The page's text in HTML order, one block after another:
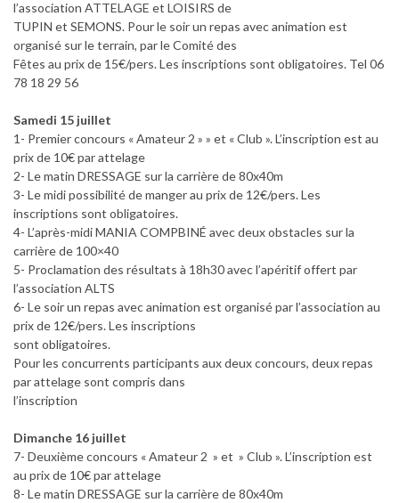
l’association ATTELAGE et LOISIRS de
TUPIN et SEMONS. Pour le soir un repas avec animation est
organisé sur le terrain, par le Comité des
Fêtes au prix de 15€/pers. Les inscriptions sont obligatoires. Tel 06
78 18 29 56
Samedi 15 juillet
1- Premier concours « Amateur 2 » » et « Club ». L’inscription est au
prix de 10€ par attelage
2- Le matin DRESSAGE sur la carrière de 80x40m
3- Le midi possibilité de manger au prix de 12€/pers. Les
inscriptions sont obligatoires.
4- L’après-midi MANIA COMPBINÉ avec deux obstacles sur la
carrière de 100×40
5- Proclamation des résultats à 18h30 avec l’apéritif offert par
l’association ALTS
6- Le soir un repas avec animation est organisé par l’association au
prix de 12€/pers. Les inscriptions
sont obligatoires.
Pour les concurrents participants aux deux concours, deux repas
par attelage sont compris dans
l’inscription
Dimanche 16 juillet
7- Deuxième concours « Amateur 2 » et » Club ». L’inscription est
au prix de 10€ par attelage
8- Le matin DRESSAGE sur la carrière de 80x40m